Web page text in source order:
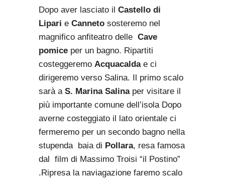
Dopo aver lasciato ilCastello di
Liparie Canneto sosteremo nel
magnifico anfiteatro delleCave
pomice per un bagno. Ripartiti
costeggeremo Acquacaldae ci
dirigeremo verso Salina. Il primo scalo
sarà aS. Marina Salinaper visitare il
più importante comune dell’isola Dopo
averne costeggiato il lato orientale ci
fermeremo per un secondo bagno nella
stupenda baia di Pollara, resa famosa
dal film di Massimo Troisi “il Postino”
.Ripresa la naviagazione faremo scalo